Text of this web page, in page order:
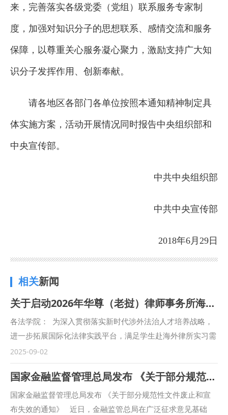
来，完善落实各级党委（党组）联系服务专家制
度，加强对知识分子的思想联系、感情交流和服务
保障，以尊重关心服务凝心聚力，激励支持广大知
识分子发挥作用、创新奉献。
请各地区各部门各单位按照本通知精神制定具
体实施方案，活动开展情况同时报告中央组织部和
中央宣传部。
中共中央组织部
中共中央宣传部
2018年6月29日
相关新闻
关于启动2026年华尊（老挝）律师事务所海外实习项目报名的通知
各法学院： 为深入贯彻落实新时代涉外法治人才培养战略，
进一步拓展国际化法律实践平台，满足学生赴海外律所实习需
求，我校与华尊（老挝）律师事务所达成战略合作，建立海外
实习基地。现启动2026年度海外实习项目报名工作，请各法
学院积极动员，广泛宣传，鼓励符合条件的学生踊跃申报。有
关事项通知如下： 一、律所情况 华尊（老挝）律师事务所
（Walson Law Firm）成立于2019年，总部位于老挝首都万
2025-09-02
国家金融监督管理总局发布 《关于部分规范性文件废止和宣布失效的通知》
国家金融监督管理总局发布 《关于部分规范性文件废止和宣
布失效的通知》 近日，金融监管总局在广泛征求意见基础